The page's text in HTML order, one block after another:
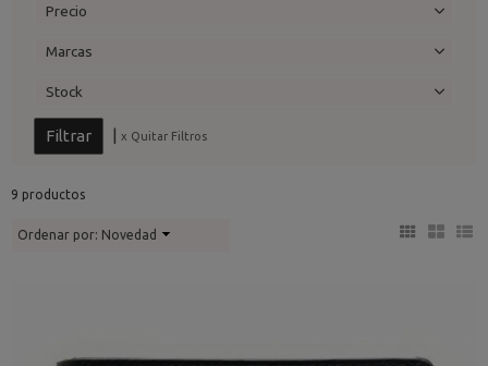
Precio
Marcas
Stock
| x Quitar Filtros
9 productos
Ordenar por: Novedad